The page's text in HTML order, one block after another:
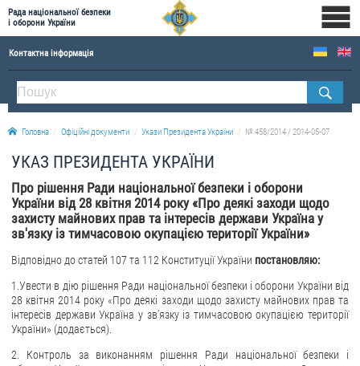
Рада національної безпеки
і оборони України
Контактна інформація
ПРО РНБОУ
Склад Ради національної безпеки і оборони України
Апарат Ради національної безпеки і оборони України
Правова основа діяльності Ради національної безпеки і оборони України
Історична довідка про діяльність Ради національної безпеки і оборони України
ОФІЦІЙНІ ДОКУМЕНТИ
Новини
Drone Deals
Фотогалерея
Відеогалерея
Головна Офіційні документи Укази Президента України № 458/2014 / 2014-05-07
УКАЗ ПРЕЗИДЕНТА УКРАЇНИ
Про рішення Ради національної безпеки і оборони
України від 28 квітня 2014 року «Про деякі заходи щодо
захисту майнових прав та інтересів держави Україна у
зв'язку із тимчасовою окупацією території України»
Відповідно до статей 107 та 112 Конституції України постановляю:
1.Увести в дію рішення Ради національної безпеки і оборони України від
28 квітня 2014 року «Про деякі заходи щодо захисту майнових прав та
інтересів держави Україна у зв'язку із тимчасовою окупацією території
України» (додається).
2. Контроль за виконанням рішення Ради національної безпеки і